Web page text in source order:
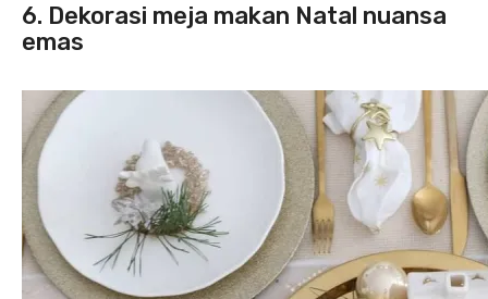
6. Dekorasi meja makan Natal nuansa
emas